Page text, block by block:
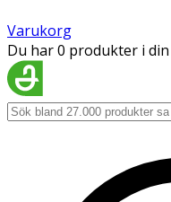
Varukorg
Du har 0 produkter i